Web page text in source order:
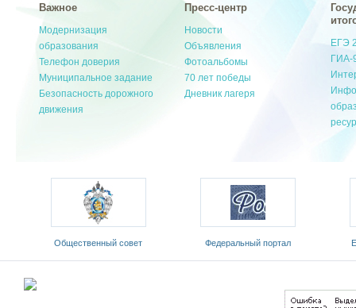
Важное
Модернизация
образования
Телефон доверия
Муниципальное задание
Безопасность дорожного
движения
Пресс-центр
Новости
Объявления
Фотоальбомы
70 лет победы
Дневник лагеря
ЕГЭ
ГИА-
Общественный совет
Министерства образования и
Федеральный портал
«Российское образование»